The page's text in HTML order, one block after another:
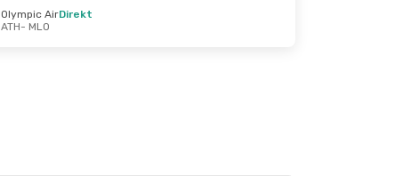
Olympic AirDirekt
ATH- MLO